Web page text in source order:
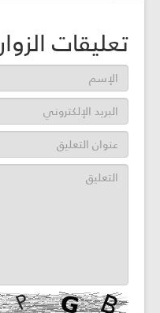
تعليقات الزوار